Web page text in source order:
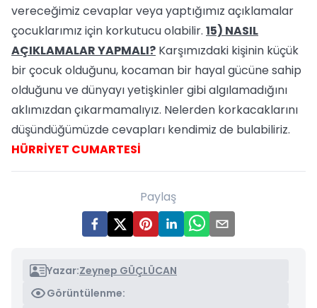
vereceğimiz cevaplar veya yaptığımız açıklamalar
çocuklarımız için korkutucu olabilir. 15) NASIL
AÇIKLAMALAR YAPMALI? Karşımızdaki kişinin küçük
bir çocuk olduğunu, kocaman bir hayal gücüne sahip
olduğunu ve dünyayı yetişkinler gibi algılamadığını
aklımızdan çıkarmamalıyız. Nelerden korkacaklarını
düşündüğümüzde cevapları kendimiz de bulabiliriz.
HÜRRİYET CUMARTESİ
Paylaş
Yazar:Zeynep GÜÇLÜCAN
Görüntülenme: